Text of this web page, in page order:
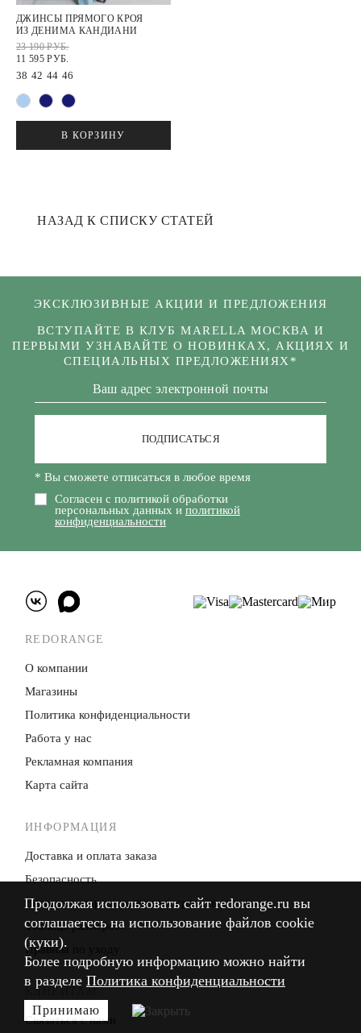
ДЖИНСЫ ПРЯМОГО КРОЯ
ИЗ ДЕНИМА КАНДИАНИ
23 190 РУБ.
11 595 РУБ.
38 42 44 46
В КОРЗИНУ
НАЗАД К СПИСКУ СТАТЕЙ
ЭКСКЛЮЗИВНЫЕ АКЦИИ И ПРЕДЛОЖЕНИЯ
ВСТУПАЙТЕ В КЛУБ MARELLA МОСКВА И
ПЕРВЫМИ УЗНАВАЙТЕ О НОВИНКАХ, АКЦИЯХ И
СПЕЦИАЛЬНЫХ ПРЕДЛОЖЕНИЯХ*
ПОДПИСАТЬСЯ
Согласен с политикой обработки
персональных данных и политикой
конфиденциальности
* Вы сможете отписаться в любое время
REDORANGE
О компании
Магазины
Политика конфиденци­альности
Работа у нас
Рекламная компания
Карта сайта
ИНФОРМАЦИЯ
Доставка и оплата заказа
Безопасность
Возврат товара и денежных средств
Таблица размеров
Правила по уходу
КЛИЕНТАМ
Связаться с нами
Продолжая использовать сайт redorange.ru вы
соглашаетесь на использование файлов cookie
(куки).
Более подробную информацию можно найти
в разделе Политика конфиденциальности
Принимаю
Продолжая использовать сайт redorange.ru вы
соглашаетесь на использование файлов cookie
(куки).
Более подробную информацию можно найти
в разделе Политика конфиденциальности
Принимаю